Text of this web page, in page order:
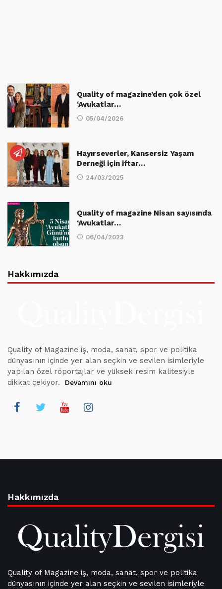
Quality of magazine’den çok özel
‘Avukatlar…
05/04/2026
Hayırseverler, Kansersiz Yaşam
Derneği için iftar…
24/03/2025
Quality of magazine Nisan sayısında
‘Avukatlar…
06/04/2023
Hakkımızda
Quality of Magazine iş, moda, sanat, spor ve politika
dünyasının içinde yer alan seçkin ve sevilen isimleriyle
yapılan özel röportajlar ve yüksek resim kalitesiyle
dikkat çekiyor.
Devamını oku
Hakkımızda
Quality of Magazine iş, moda, sanat, spor ve politika
dünyasının içinde yer alan seçkin ve sevilen isimleriyle